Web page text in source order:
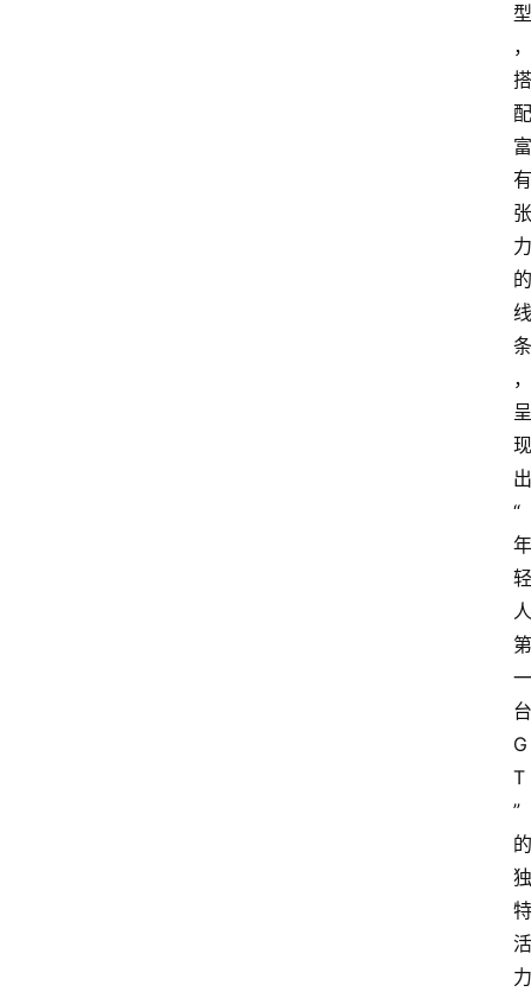
型
，
搭
配
富
有
张
力
的
线
条
，
呈
现
出
“
年
轻
人
第
一
台
G
T
”
的
独
特
活
力